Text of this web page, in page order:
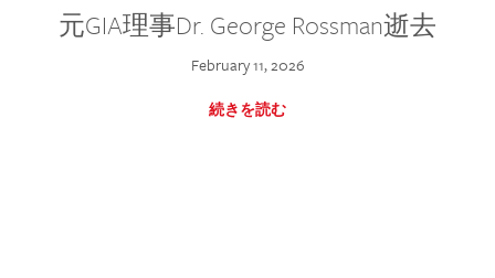
元GIA理事Dr. George Rossman逝去
February 11, 2026
続きを読む